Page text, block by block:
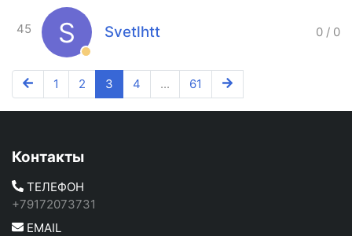
45 S Svetlhtt 0 / 0
1 2 3 4 ... 61
Контакты
ТЕЛЕФОН
+79172073731
EMAIL